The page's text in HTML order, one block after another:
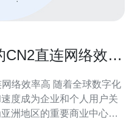
直连网络效率
着全球数字化
度成为企业和个人用户关
洲地区的重要商业中心，